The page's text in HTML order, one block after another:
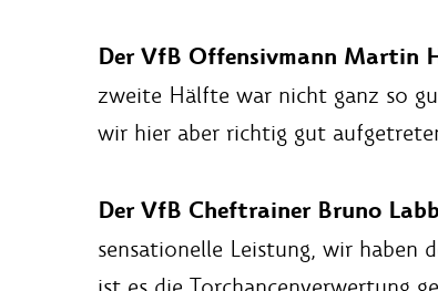
Der VfB Offensivmann Martin
zweite Hälfte war nicht ganz so
wir hier aber richtig gut
Der VfB Cheftrainer Bruno
sensationelle Leistung, wir haben